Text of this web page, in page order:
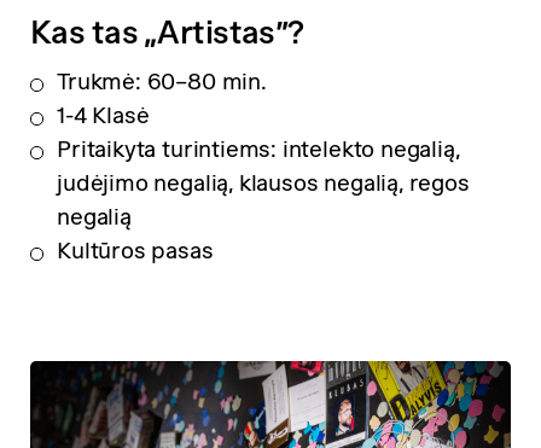
Kas tas „Artistas”?
Trukmė: 60–80 min.
1-4 Klasė
Pritaikyta turintiems: intelekto negalią,
judėjimo negalią, klausos negalią, regos
negalią
Kultūros pasas